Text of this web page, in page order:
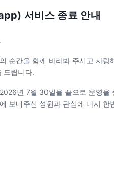
서비스 종료 안내
순간을 함께 바라봐 주시고 사랑
드립니다.
년 7월 30일을 끝으로 운영을
보내주신 성원과 관심에 다시 한